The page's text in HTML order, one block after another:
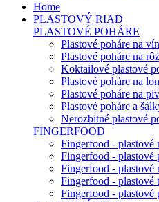
Home
PLASTOVÝ RIAD
PLASTOVÉ POHÁRE
Plastové poháre na
Plastové poháre na
Koktailové plastové
Plastové poháre na
Plastové poháre na
Plastové poháre a
Nerozbitné plastové
FINGERFOOD
Fingerfood - plastové
Fingerfood - plastové
Fingerfood - plastové
Fingerfood - plastové
Fingerfood - plastové